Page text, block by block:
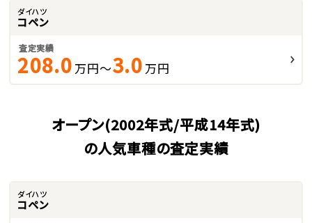
ダイハツ
コペン
査定実績
208.0 万円～3.0 万円
オープン(2002年式/平成14年式)
の人気車種の査定実績
ダイハツ
コペン